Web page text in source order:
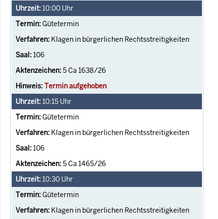
10:00 Uhr
Gütetermin
Klagen in bürgerlichen Rechtsstreitigkeiten
106
5 Ca 1638/26
Termin aufgehoben
10:15 Uhr
Gütetermin
Klagen in bürgerlichen Rechtsstreitigkeiten
106
5 Ca 1465/26
10:30 Uhr
Gütetermin
Klagen in bürgerlichen Rechtsstreitigkeiten